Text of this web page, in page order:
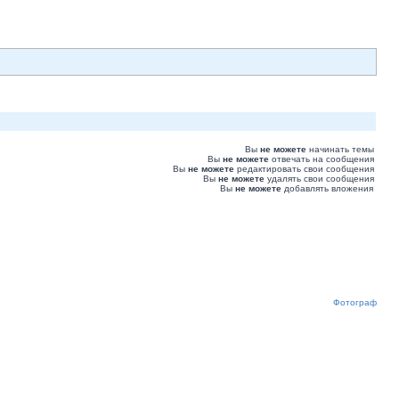
Вы не можете начинать темы
Вы не можете отвечать на сообщения
Вы не можете редактировать свои сообщения
Вы не можете удалять свои сообщения
Вы не можете добавлять вложения
Фотограф